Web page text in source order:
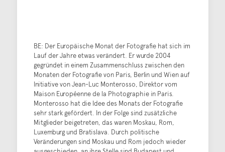
BE: Der Europäische Monat der Fotografie hat sich im
Lauf der Jahre etwas verändert. Er wurde 2004
gegründet in einem Zusammenschluss zwischen den
Monaten der Fotografie von Paris, Berlin und Wien auf
Initiative von Jean-Luc Monterosso, Direktor vom
Maison Européenne de la Photographie in Paris.
Monterosso hat die Idee des Monats der Fotografie
sehr stark gefördert. In der Folge sind zusätzliche
Mitglieder beigetreten, das waren Moskau, Rom,
Luxemburg und Bratislava. Durch politische
Veränderungen sind Moskau und Rom jedoch wieder